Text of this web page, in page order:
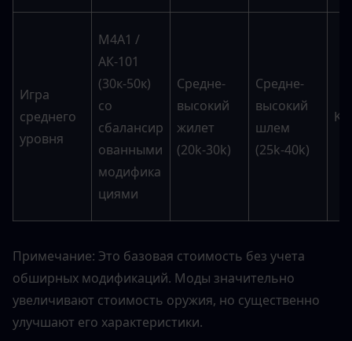
Игра
среднего
уровня
M4A1 /
АК-101
(30к-50к)
со
сбалансир
ованными
модифика
циями
Средне-
высокий
жилет
(20k-30k)
Средне-
высокий
шлем
(25k-40k)
Примечание: Это базовая стоимость без учета
обширных модификаций. Моды значительно
увеличивают стоимость оружия, но существенно
улучшают его характеристики.